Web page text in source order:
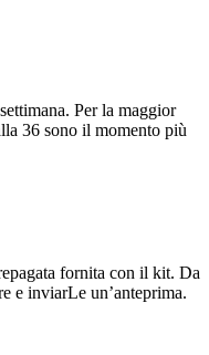
Per la maggior
36 sono il momento più
fornita con il kit. Da
e inviarLe un’anteprima.